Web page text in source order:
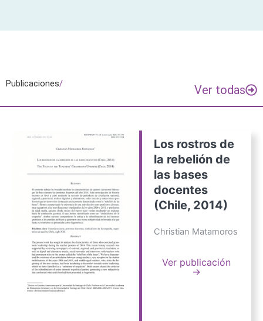
Publicaciones/ Ver todas
Los rostros de
la rebelión de
las bases
docentes
(Chile, 2014)
Christian Matamoros
Ver publicación
→